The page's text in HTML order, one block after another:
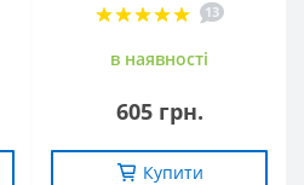
13
в наявностi
605 грн.
Купити